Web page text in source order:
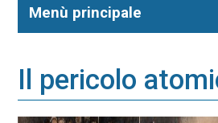
Menù principale
Il pericolo